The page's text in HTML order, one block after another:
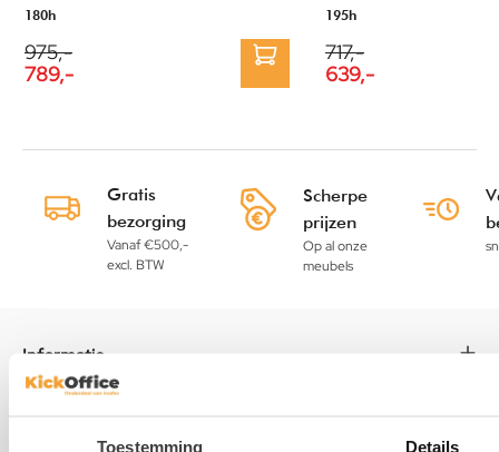
Toestemming Details
180h
975,-
789,-
195h
717,-
639,-
Gratis
bezorging
Vanaf €500,-
excl. BTW
Scherpe
prijzen
Op al onze
meubels
Informatie